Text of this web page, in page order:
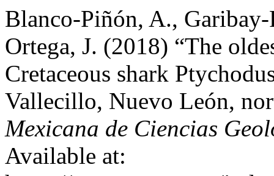
Blanco-Piñón, A.,
Ortega, J. (2018) “The
Cretaceous shark
Vallecillo, Nuevo León,
Mexicana de Ciencias
Available at: